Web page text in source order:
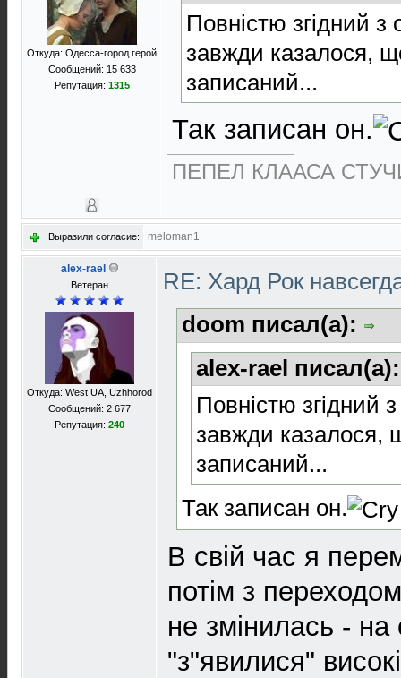
Откуда: Одесса-город герой
Сообщений: 15 633
Репутация: 1315
Повністю згідний
завжди казалося,
записаний...
Так записан он.
ПЕПЕЛ КЛААСА
Выразили согласие: meloman1
alex-rael
Ветеран
Откуда: West UA, Uzhhorod
Сообщений: 2 677
Репутация: 240
RE: Хард Рок
doom писал(а):
alex-rael
Повністю згідний
завжди казалося,
записаний...
Так записан он.
В свій час я
потім з
не змінилась -
"з"явилися"